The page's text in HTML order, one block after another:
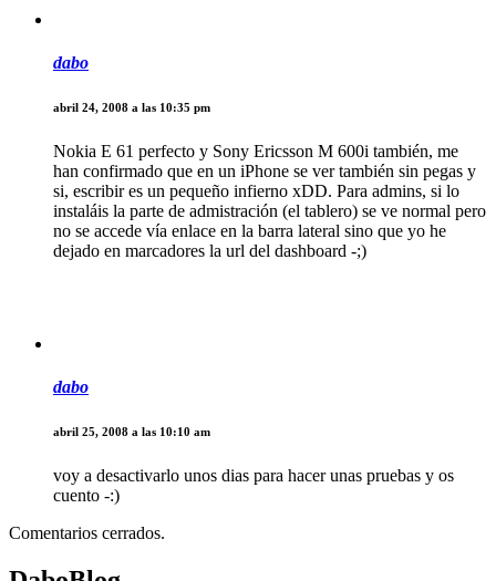
dabo
abril 24, 2008 a las 10:35 pm
Nokia E 61 perfecto y Sony Ericsson M 600i también, me
han confirmado que en un iPhone se ver también sin pegas y
si, escribir es un pequeño infierno xDD. Para admins, si lo
instaláis la parte de admistración (el tablero) se ve normal pero
no se accede vía enlace en la barra lateral sino que yo he
dejado en marcadores la url del dashboard -;)
dabo
abril 25, 2008 a las 10:10 am
voy a desactivarlo unos dias para hacer unas pruebas y os
cuento -:)
Comentarios cerrados.